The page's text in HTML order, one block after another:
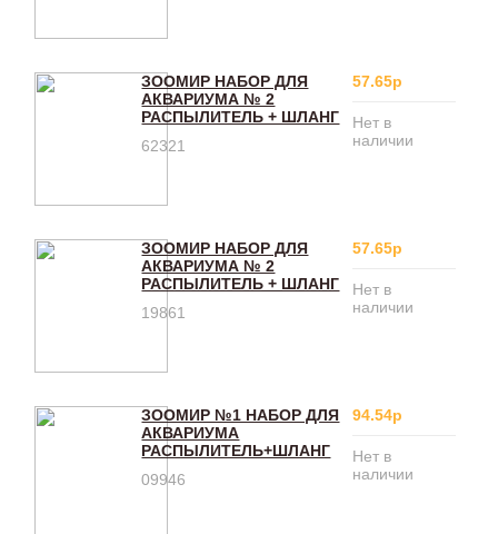
ЗООМИР НАБОР ДЛЯ
АКВАРИУМА № 2
РАСПЫЛИТЕЛЬ + ШЛАНГ
62321
57.65р
Нет в
наличии
ЗООМИР НАБОР ДЛЯ
АКВАРИУМА № 2
РАСПЫЛИТЕЛЬ + ШЛАНГ
19861
57.65р
Нет в
наличии
ЗООМИР №1 НАБОР ДЛЯ
АКВАРИУМА
РАСПЫЛИТЕЛЬ+ШЛАНГ
09946
94.54р
Нет в
наличии